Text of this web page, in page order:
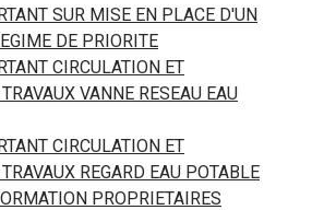
SUR MISE EN PLACE D'UN
DE PRIORITE
CIRCULATION ET
VANNE RESEAU EAU
CIRCULATION ET
REGARD EAU POTABLE
PROPRIETAIRES